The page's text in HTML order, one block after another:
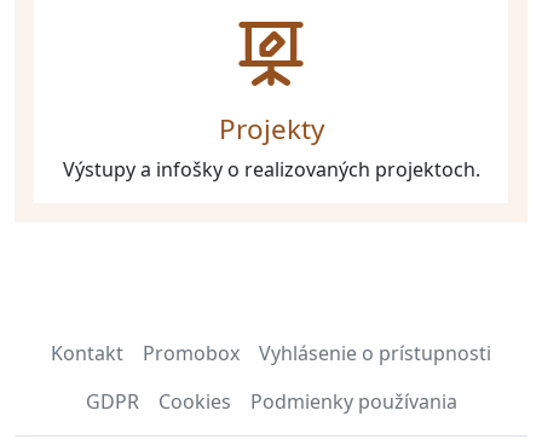
Projekty
Výstupy a infošky o realizovaných projektoch.
Kontakt Promobox
Vyhlásenie o prístupnosti
GDPR
Cookies Podmienky používania